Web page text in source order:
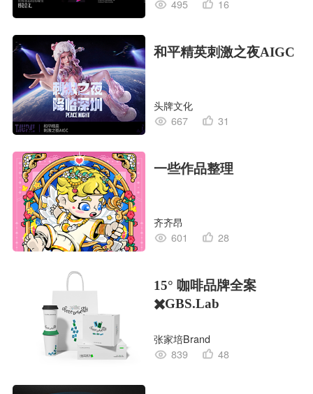
495
16
和平精英刺激之夜AIGC
头牌文化
667
31
一些作品整理
齐齐昂
601
28
15° 咖啡品牌全案
✖️GBS.Lab
张家培Brand
839
48